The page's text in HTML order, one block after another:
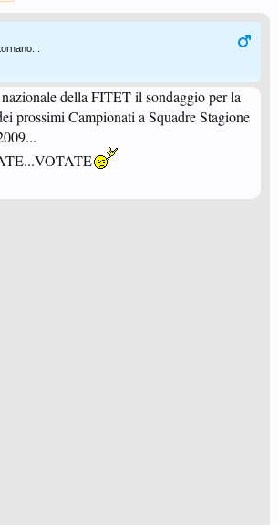
della FITET il sondaggio per la
prossimi Campionati a Squadre Stagione